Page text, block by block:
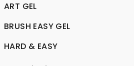
ART GEL
BRUSH EASY GEL
HARD & EASY